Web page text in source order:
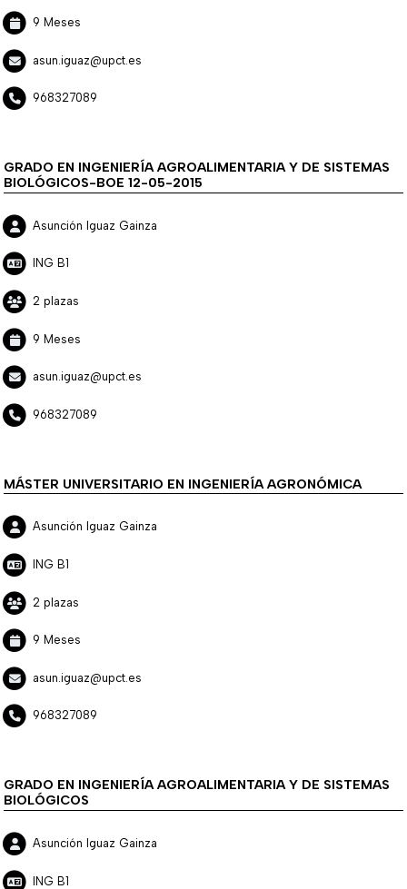
9 Meses
asun.iguaz@upct.es
968327089
GRADO EN INGENIERÍA AGROALIMENTARIA Y DE SISTEMAS
BIOLÓGICOS-BOE 12-05-2015
Asunción Iguaz Gainza
ING B1
2 plazas
9 Meses
asun.iguaz@upct.es
968327089
MÁSTER UNIVERSITARIO EN INGENIERÍA AGRONÓMICA
Asunción Iguaz Gainza
ING B1
2 plazas
9 Meses
asun.iguaz@upct.es
968327089
GRADO EN INGENIERÍA AGROALIMENTARIA Y DE SISTEMAS
BIOLÓGICOS
Asunción Iguaz Gainza
ING B1